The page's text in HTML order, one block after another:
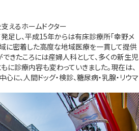
えるホームドクター
足し、平成15年からは有床診療所「幸野メ
域に密着した高度な地域医療を一貫して提供
きたころには産婦人科として、多くの新生児
に診療内容も変わっていきました。現在は、
に、人間ドッグ・検診、糖尿病・乳腺・リウマ